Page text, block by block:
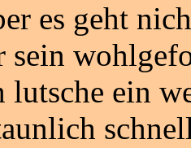
es geht
sein
lutsche ein